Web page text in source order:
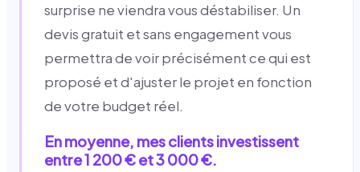
surprise ne viendra vous déstabiliser. Un
devis gratuit et sans engagement vous
permettra de voir précisément ce qui est
proposé et d'ajuster le projet en fonction
de votre budget réel.
En moyenne, mes clients investissent
entre 1 200 € et 3 000 €.